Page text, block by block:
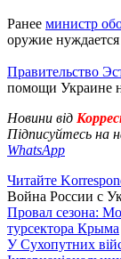
Ранее министр
оружие
Правительство
помощи Украине
Новини від
Підписуйтесь на
WhatsApp
Читайте
Война России с
Провал сезона:
турсектора Крыма
У Сухопутних